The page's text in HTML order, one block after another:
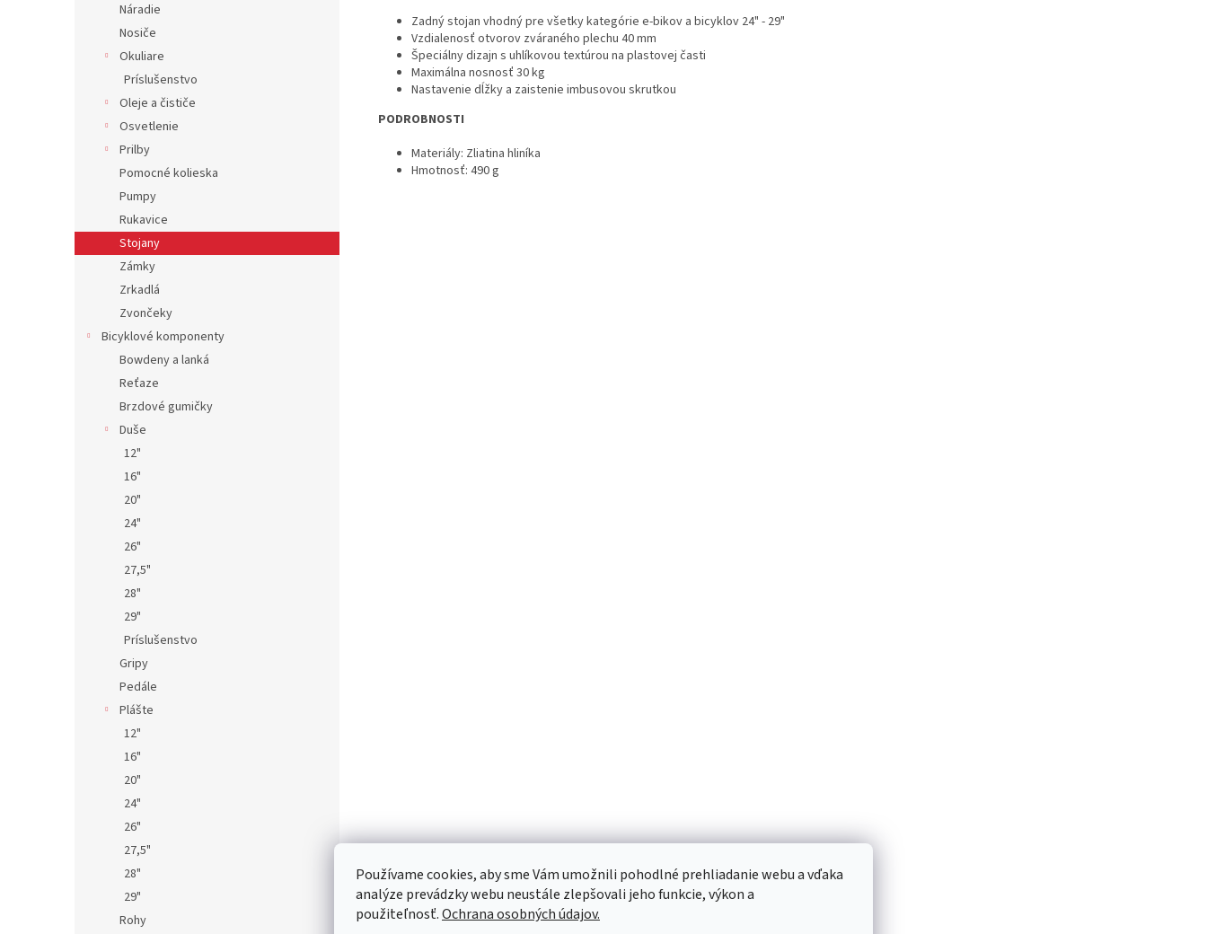
Používame cookies, aby sme Vám umožnili pohodlné prehliadanie webu a vďaka
analýze prevádzky webu neustále zlepšovali jeho funkcie, výkon a
použiteľnosť.Ochrana osobných údajov.
Náradie
Nosiče
Okuliare
Príslušenstvo
Oleje a čističe
Osvetlenie
Prilby
Pomocné kolieska
Pumpy
Rukavice
Stojany
Zámky
Zrkadlá
Zvončeky
Bicyklové komponenty
Bowdeny a lanká
Reťaze
Brzdové gumičky
Duše
12"
16"
20"
24"
26"
27,5"
28"
29"
Príslušenstvo
Gripy
Pedále
Plášte
12"
16"
20"
24"
26"
27,5"
28"
29"
Rohy
Zadný stojan vhodný pre všetky kategórie e-bikov a bicyklov 24" - 29"
Vzdialenosť otvorov zváraného plechu 40 mm
Špeciálny dizajn s uhlíkovou textúrou na plastovej časti
Maximálna nosnosť 30 kg
Nastavenie dĺžky a zaistenie imbusovou skrutkou
PODROBNOSTI
Materiály: Zliatina hliníka
Hmotnosť: 490 g